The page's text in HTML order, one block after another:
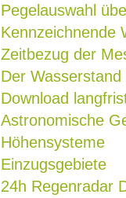
Pegelauswahl
Kennzeichnende
Zeitbezug der
Der Wasserstand
Download
Astronomische
Höhensysteme
Einzugsgebiete
24h Regenradar